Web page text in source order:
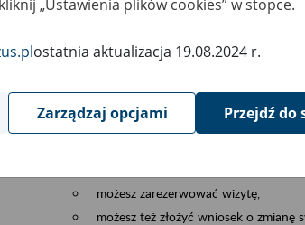
możesz skorzystać z aplikacji
ubezpieczeń, wypełnisz i
ZUS,
możesz złożyć wniosek o wydanie
masz dostęp do zwolnień lekarskich
Jeśli jesteś świadczeniobiorcą
masz dostęp m.in. do formularza
do formularza PIT 40A, czyli
możesz zarezerwować wizytę,
możesz też złożyć wniosek o zmianę
„Ustawienia plików cookies” w stopce.
ostatnia aktualizacja 19.08.2024 r.
Zarządzaj opcjami Przejdź do